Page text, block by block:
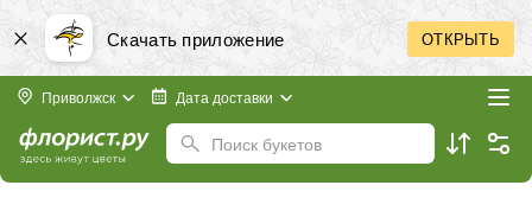
Скачать приложение ОТКРЫТЬ
Приволжск Дата доставки
Поиск букетов